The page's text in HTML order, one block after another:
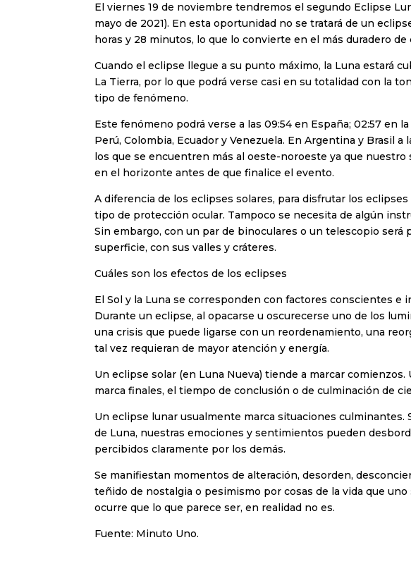
El viernes 19 de noviembre tendremos el segundo Eclipse
mayo de 2021). En esta oportunidad no se tratará de un
horas y 28 minutos, lo que lo convierte en el más duradero de
Cuando el eclipse llegue a su punto máximo, la Luna estará
La Tierra, por lo que podrá verse casi en su totalidad con la
tipo de fenómeno.
Este fenómeno podrá verse a las 09:54 en España; 02:57 en
Perú, Colombia, Ecuador y Venezuela. En Argentina y Brasil a
los que se encuentren más al oeste-noroeste ya que
en el horizonte antes de que finalice el evento.
A diferencia de los eclipses solares, para disfrutar los
tipo de protección ocular. Tampoco se necesita de algún
Sin embargo, con un par de binoculares o un telescopio será
superficie, con sus valles y cráteres.
Cuáles son los efectos de los eclipses
El Sol y la Luna se corresponden con factores conscientes e
Durante un eclipse, al opacarse u oscurecerse uno de los
una crisis que puede ligarse con un reordenamiento, una
tal vez requieran de mayor atención y energía.
Un eclipse solar (en Luna Nueva) tiende a marcar
marca finales, el tiempo de conclusión o de culminación de
Un eclipse lunar usualmente marca situaciones culminantes.
de Luna, nuestras emociones y sentimientos pueden
percibidos claramente por los demás.
Se manifiestan momentos de alteración, desorden,
teñido de nostalgia o pesimismo por cosas de la vida que
ocurre que lo que parece ser, en realidad no es.
Fuente: Minuto Uno.